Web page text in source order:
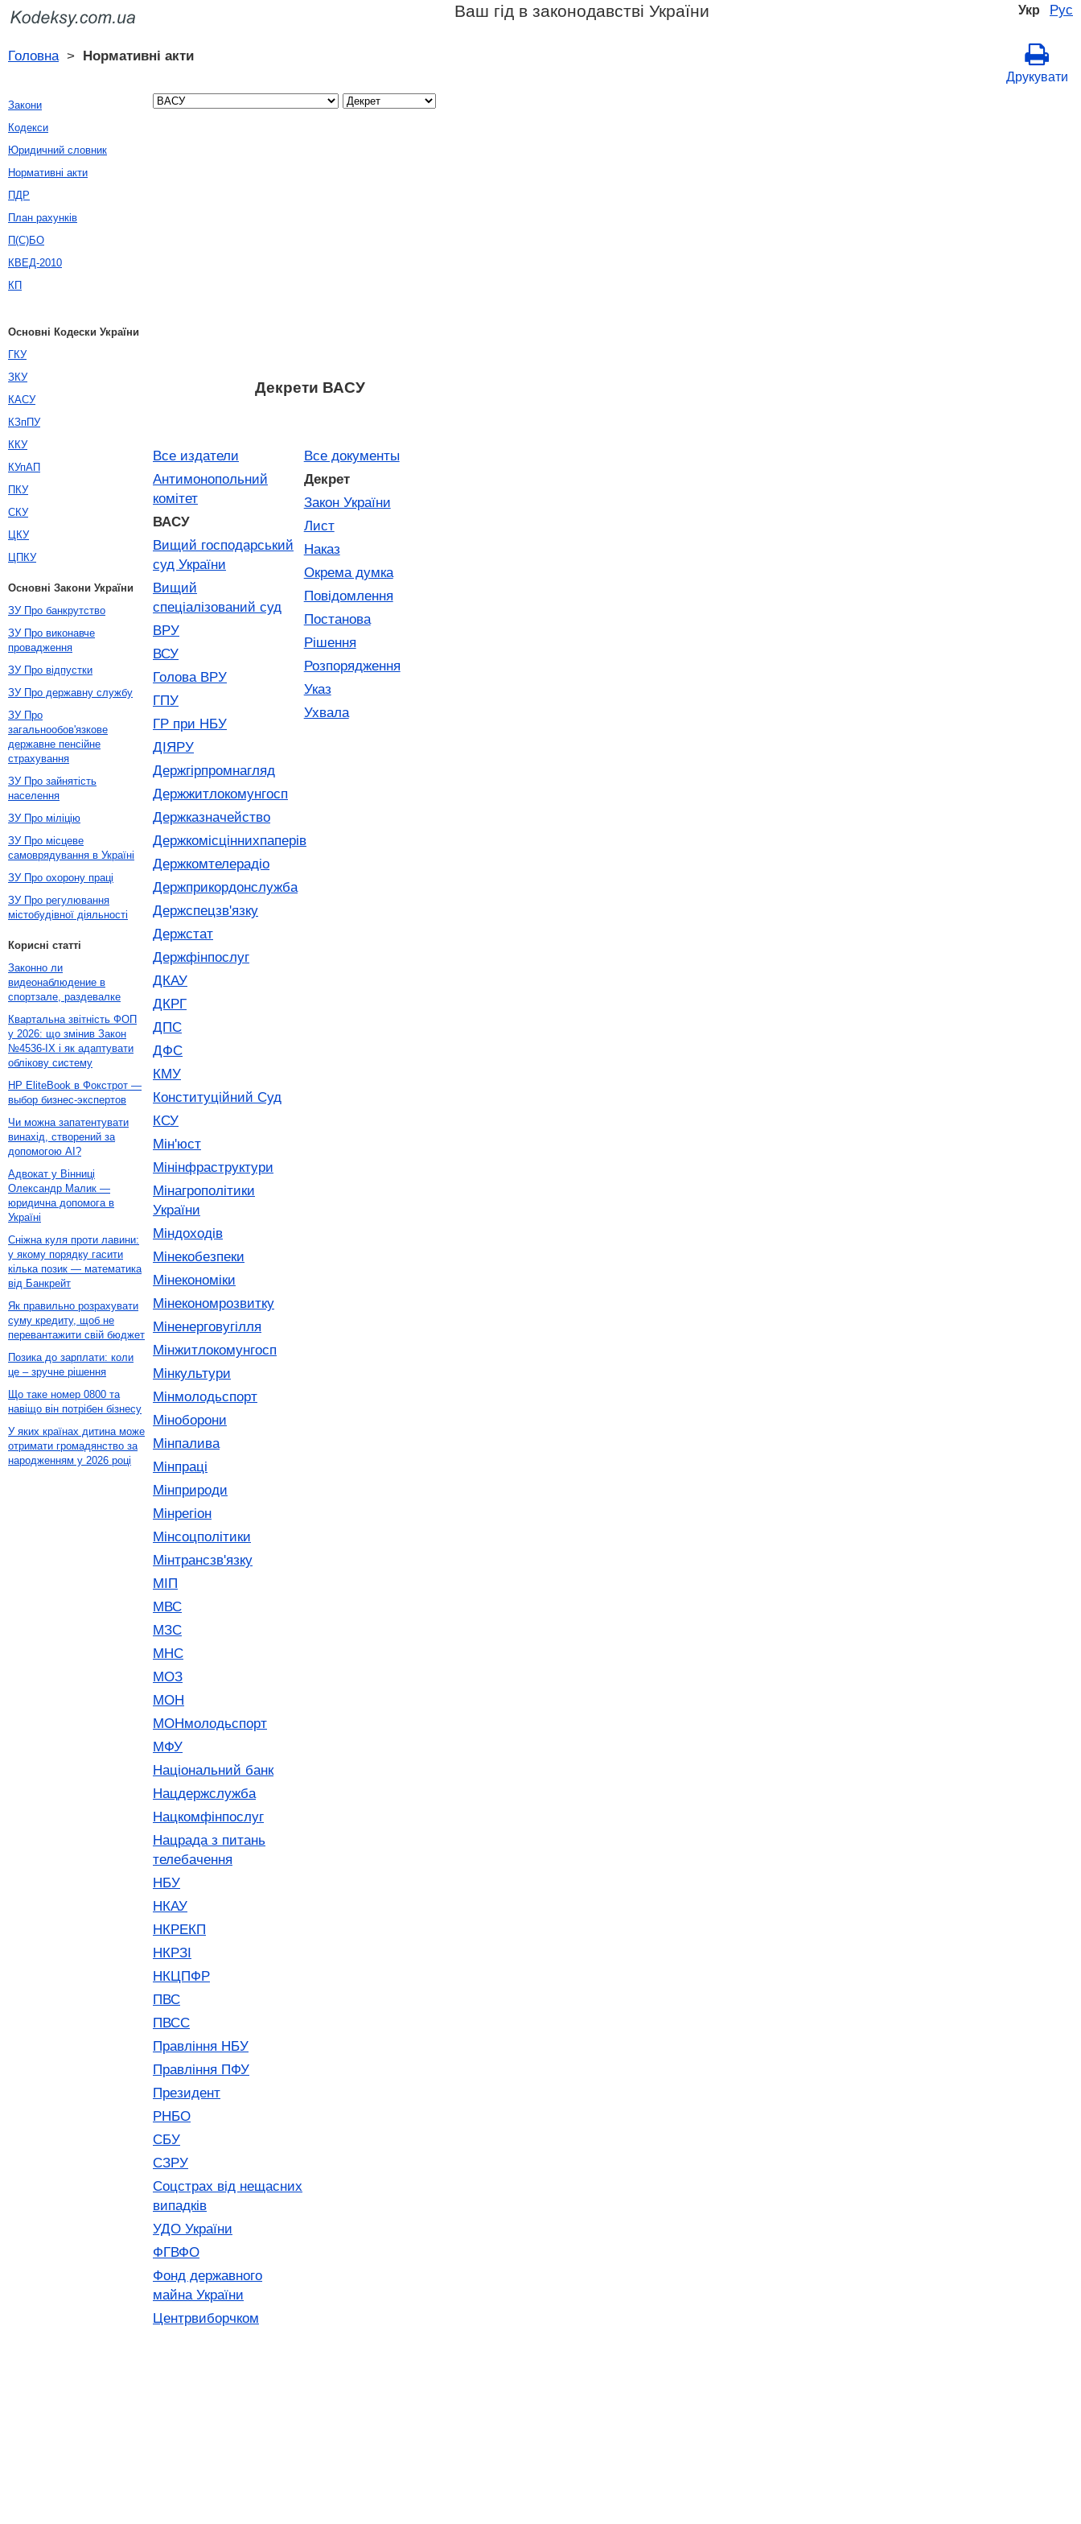
Укр Рус
Ваш гід в законодавстві України
Головна> Нормативні акти
Друкувати
Декрети ВАСУ
Все издатели
Антимонопольний
комітет
ВАСУ
Вищий господарський
суд України
Вищий
спеціалізований суд
ВРУ
ВСУ
Голова ВРУ
ГПУ
ГР при НБУ
ДІЯРУ
Держгірпромнагляд
Держжитлокомунгосп
Держказначейство
Держкомісціннихпаперів
Держкомтелерадіо
Держприкордонслужба
Держспецзв'язку
Держстат
Держфінпослуг
ДКАУ
ДКРГ
ДПС
ДФС
КМУ
Конституційний Суд
КСУ
Мін'юст
Мінінфраструктури
Мінагрополітики
України
Міндоходів
Мінекобезпеки
Мінекономіки
Мінекономрозвитку
Міненерговугілля
Мінжитлокомунгосп
Мінкультури
Мінмолодьспорт
Міноборони
Мінпалива
Мінпраці
Мінприроди
Мінрегіон
Мінсоцполітики
Мінтрансзв'язку
МІП
МВС
МЗС
МНС
МОЗ
МОН
МОНмолодьспорт
МФУ
Національний банк
Нацдержслужба
Нацкомфінпослуг
Нацрада з питань
телебачення
НБУ
НКАУ
НКРЕКП
НКРЗІ
НКЦПФР
ПВС
ПВСС
Правління НБУ
Правління ПФУ
Президент
РНБО
СБУ
СЗРУ
Соцстрах від нещасних
випадків
УДО України
ФГВФО
Фонд державного
майна України
Центрвиборчком
Все документы
Декрет
Закон України
Лист
Наказ
Окрема думка
Повідомлення
Постанова
Рішення
Розпорядження
Указ
Ухвала
Закони
Кодекси
Юридичний словник
Нормативні акти
ПДР
План рахунків
П(С)БО
КВЕД-2010
КП
Основні Кодески України
ГКУ
ЗКУ
КАСУ
КЗпПУ
ККУ
КУпАП
ПКУ
СКУ
ЦКУ
ЦПКУ
Основні Закони України
ЗУ Про банкрутство
ЗУ Про виконавче
провадження
ЗУ Про відпустки
ЗУ Про державну службу
ЗУ Про
загальнообов'язкове
державне пенсійне
страхування
ЗУ Про зайнятість
населення
ЗУ Про міліцію
ЗУ Про місцеве
самоврядування в Україні
ЗУ Про охорону праці
ЗУ Про регулювання
містобудівної діяльності
Корисні статті
Законно ли
видеонаблюдение в
спортзале, раздевалке
Квартальна звітність ФОП
у 2026: що змінив Закон
№4536-IX і як адаптувати
облікову систему
HP EliteBook в Фокстрот —
выбор бизнес-экспертов
Чи можна запатентувати
винахід, створений за
допомогою AI?
Адвокат у Вінниці
Олександр Малик —
юридична допомога в
Україні
Сніжна куля проти лавини:
у якому порядку гасити
кілька позик — математика
від Банкрейт
Як правильно розрахувати
суму кредиту, щоб не
перевантажити свій бюджет
Позика до зарплати: коли
це – зручне рішення
Що таке номер 0800 та
навіщо він потрібен бізнесу
У яких країнах дитина може
отримати громадянство за
народженням у 2026 році